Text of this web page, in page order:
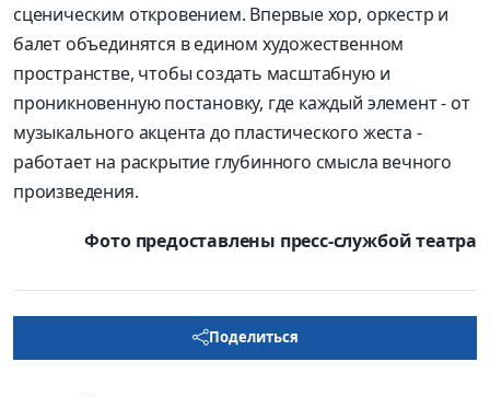
сценическим откровением. Впервые хор, оркестр и
балет объединятся в едином художественном
пространстве, чтобы создать масштабную и
проникновенную постановку, где каждый элемент - от
музыкального акцента до пластического жеста -
работает на раскрытие глубинного смысла вечного
произведения.
Фото предоставлены пресс-службой театра
Поделиться